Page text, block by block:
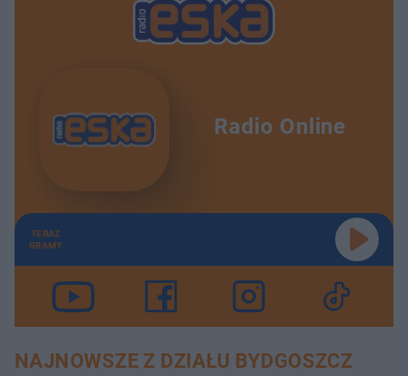
Radio Online
TERAZ
GRAMY
NAJNOWSZE Z DZIAŁU BYDGOSZCZ